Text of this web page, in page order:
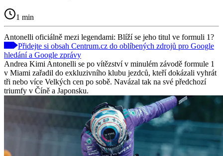
1 min
Antonelli oficiálně mezi legendami: Blíží se jeho titul ve formuli 1?
Přidejte si obsah Centrum.cz do oblíbených zdrojů pro Google
hledání a Google zprávy
Andrea Kimi Antonelli se po vítězství v minulém závodě formule 1
v Miami zařadil do exkluzivního klubu jezdců, kteří dokázali vyhrát
tři nebo více Velkých cen po sobě. Navázal tak na své předchozí
triumfy v Číně a Japonsku.